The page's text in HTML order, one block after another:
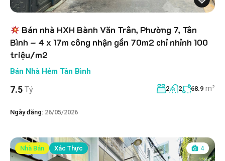
Bán nhà HXH Bành Văn Trân, Phường 7, Tân
Bình – 4 x 17m công nhận gần 70m2 chỉ nhỉnh 100
triệu/m2
Bán Nhà Hẻm Tân Bình
7.5 Tỷ 2 2 68.9 m²
Ngày đăng: 26/05/2026
Nhà Bán Xác Thực 4